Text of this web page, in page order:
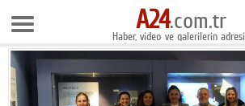
8 Ağustos 2026 5:22:06
Anasayfa
Foto Galeri
A24.com.tr
Haber, video ve galerilerin adresi...